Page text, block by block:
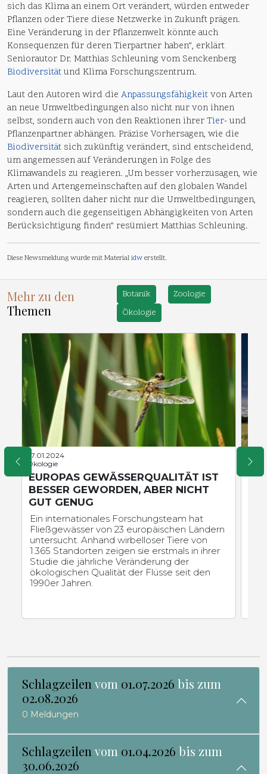
sich das Klima an einem Ort verändert, würden entweder
Pflanzen oder Tiere diese Netzwerke in Zukunft prägen.
Eine Veränderung in der Pflanzenwelt könnte auch
Konsequenzen für deren Tierpartner haben“, erklärt
Seniorautor Dr. Matthias Schleuning vom Senckenberg
Biodiversitätund Klima Forschungszentrum.
Laut den Autoren wird die Anpassungsfähigkeitvon Arten
an neue Umweltbedingungen also nicht nur von ihnen
selbst, sondern auch von den Reaktionen ihrerTier- und
Pflanzenpartner abhängen. Präzise Vorhersagen, wie die
Biodiversität sich zukünftig verändert, sind entscheidend,
um angemessen auf Veränderungen in Folge des
Klimawandels zu reagieren. „Um besser vorherzusagen, wie
Arten und Artengemeinschaften auf den globalen Wandel
reagieren, sollten daher nicht nur die Umweltbedingungen,
sondern auch die gegenseitigen Abhängigkeiten von Arten
Berücksichtigung finden“ resümiert Matthias Schleuning.
Diese Newsmeldung wurde mit Materialidwerstellt.
Mehr zu den
Themen
Botanik
Zoologie
Ökologie
27.01.2024
Ökologie
EUROPAS GEWÄSSERQUALITÄT IST
BESSER GEWORDEN, ABER NICHT
GUT GENUG
Ein internationales Forschungsteam hat
Fließgewässer von 23 europäischen Ländern
untersucht. Anhand wirbelloser Tiere von
1.365 Standorten zeigen sie erstmals in ihrer
Studie die jährliche Veränderung der
ökologischen Qualität der Flüsse seit den
1990er Jahren.
Schlagzeilen vom 01.07.2026 bis zum
02.08.2026
0 Meldungen
Schlagzeilen vom 01.04.2026 bis zum
30.06.2026